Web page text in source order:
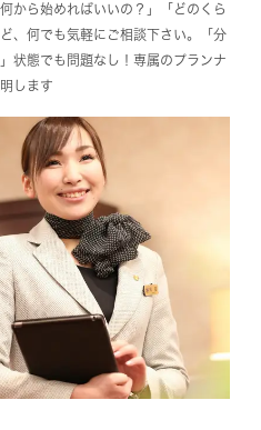
から始めればいいの？」「どのくら
、何でも気軽にご相談下さい。「分
状態でも問題なし！専属のプランナ
します